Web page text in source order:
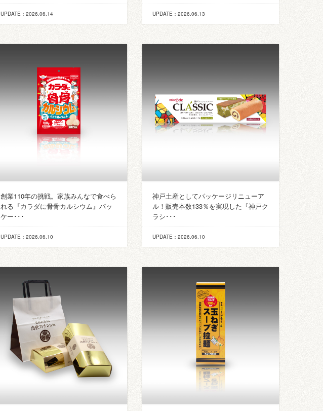
UPDATE：2026.06.14 UPDATE：2026.06.13
創業110年の挑戦。家族みんなで食べら
れる『カラダに骨骨カルシウム』パッ
ケー･･･
UPDATE：2026.06.10
神戸土産としてパッケージリニューア
ル！販売本数133％を実現した『神戸ク
ラシ･･･
UPDATE：2026.06.10